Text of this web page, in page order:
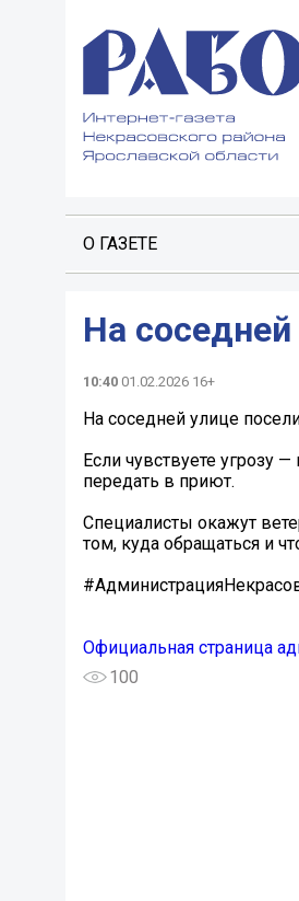
О ГАЗЕТЕ
На
10:40 01.02.2026 16+
На соседней улице
Если чувствуете угрозу
передать в приют.
Специалисты окажут
том, куда обращаться и
Официальная страница
100